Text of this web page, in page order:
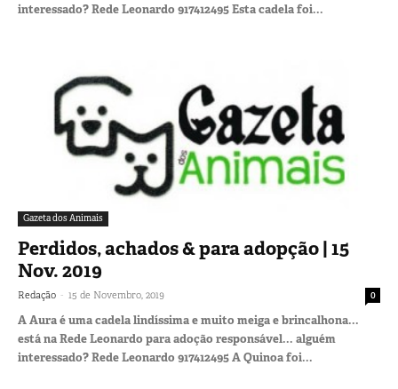
interessado? Rede Leonardo 917412495 Esta cadela foi...
Gazeta dos Animais
Perdidos, achados & para adopção | 15
Nov. 2019
Redação - 15 de Novembro, 2019 0
A Aura é uma cadela lindíssima e muito meiga e brincalhona...
está na Rede Leonardo para adoção responsável... alguém
interessado? Rede Leonardo 917412495 A Quinoa foi...